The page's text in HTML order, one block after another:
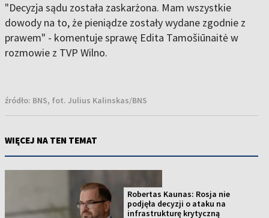
"Decyzja sądu została zaskarżona. Mam wszystkie
dowody na to, że pieniądze zostały wydane zgodnie z
prawem" - komentuje sprawę Edita Tamošiūnaitė w
rozmowie z TVP Wilno.
źródło: BNS, fot. Julius Kalinskas/BNS
WIĘCEJ NA TEN TEMAT
Robertas Kaunas: Rosja nie
podjęła decyzji o ataku na
infrastrukturę krytyczną